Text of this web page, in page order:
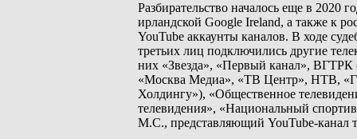
Разбирательство началось еще в
ирландской Google Ireland, а также к
YouTube аккаунты каналов. В ходе
третьих лиц подключились другие
них «Звезда», «Первый канал», ВГТРК
«Москва Медиа», «ТВ Центр», НТВ,
Холдингу»), «Общественное
телевидения», «Национальный
М.С., представляющий YouTube-канал